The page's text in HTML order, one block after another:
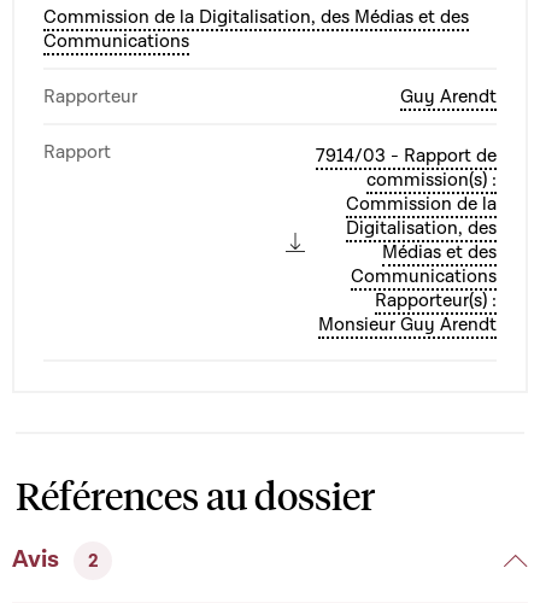
Commission de la Digitalisation, des Médias et des
Communications
Rapporteur Guy Arendt
Rapport
7914/03 - Rapport de
commission(s) :
Commission de la
Digitalisation, des
Médias et des
Communications
Rapporteur(s) :
Monsieur Guy Arendt
Références au dossier
Avis 2